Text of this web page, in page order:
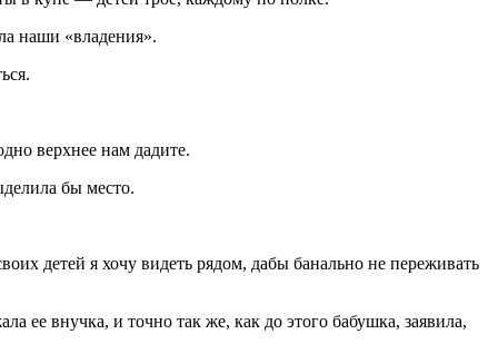
наши «владения».
верхнее нам дадите.
бы место.
детей я хочу видеть рядом, дабы банально не переживать
ее внучка, и точно так же, как до этого бабушка, заявила,